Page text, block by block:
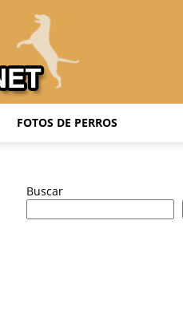
FOTOS DE PERROS
Buscar